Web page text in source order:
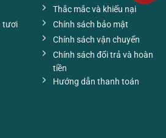
tươi
Thắc mắc và khiếu nại
Chính sách bảo mật
Chính sách vận chuyển
Chính sách đổi trả và hoàn
tiền
Hướng dẫn thanh toán